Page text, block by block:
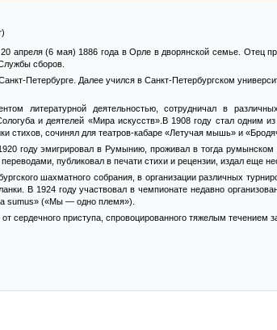
20 апреля (6 мая) 1886 года в Орле в дворянской семье. Отец
сборов.
Петербурге. Далее учился в Санкт-Петербургском
литературной деятельностью, сотрудничал в
и деятелей «Мира искусств».В 1908 году стал одним
стихов, сочинял для театров-кабаре «Летучая мышь» и
году эмигрировал в Румынию, проживал в тогда румынском
публиковал в печати стихи и рецензии, издал еще
шахматного собрания, в организации различных
В 1924 году участвовал в чемпионате недавно
sumus» («Мы — одно племя»).
сердечного приступа, спровоцированного тяжелым течением